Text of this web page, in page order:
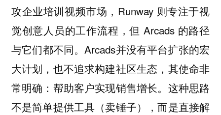
攻企业培训视频市场，Runway 则专注于视
觉创意人员的工作流程，但 Arcads 的路径
与它们都不同。Arcads并没有平台扩张的宏
大计划，也不追求构建社区生态，其使命非
常明确：帮助客户实现销售增长。这种思路
不是简单提供工具（卖锤子），而是直接解